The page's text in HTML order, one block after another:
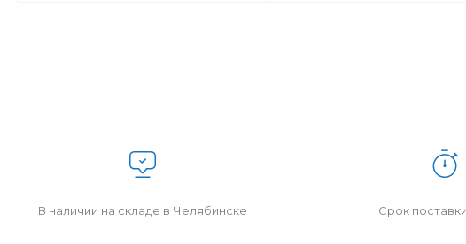
В наличии на складе в Челябинске Срок